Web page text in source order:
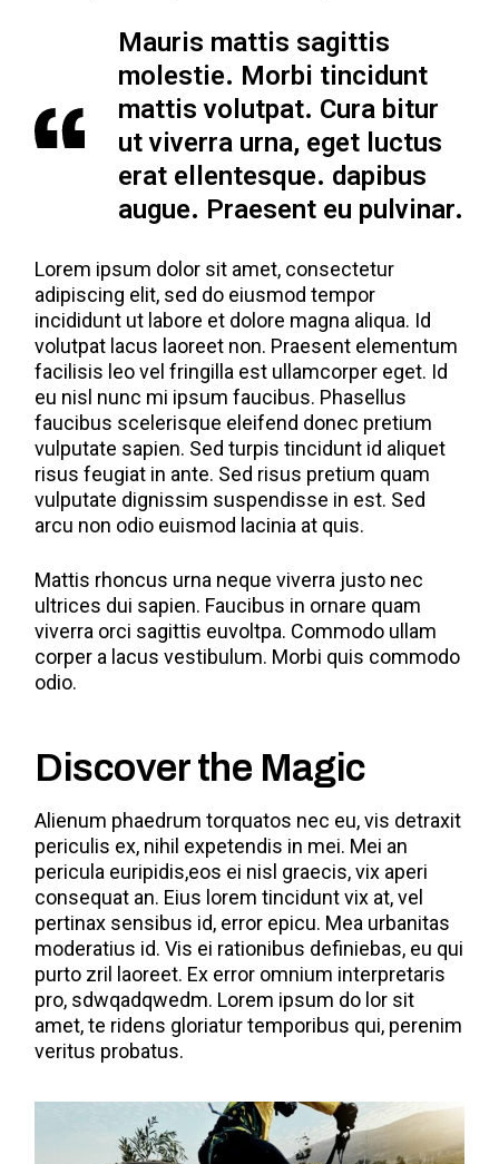
Mauris mattis sagittis
molestie. Morbi tincidunt
mattis volutpat. Cura bitur
ut viverra urna, eget luctus
erat ellentesque. dapibus
augue. Praesent eu pulvinar.
Lorem ipsum dolor sit amet, consectetur
adipiscing elit, sed do eiusmod tempor
incididunt ut labore et dolore magna aliqua. Id
volutpat lacus laoreet non. Praesent elementum
facilisis leo vel fringilla est ullamcorper eget. Id
eu nisl nunc mi ipsum faucibus. Phasellus
faucibus scelerisque eleifend donec pretium
vulputate sapien. Sed turpis tincidunt id aliquet
risus feugiat in ante. Sed risus pretium quam
vulputate dignissim suspendisse in est. Sed
arcu non odio euismod lacinia at quis.
Mattis rhoncus urna neque viverra justo nec
ultrices dui sapien. Faucibus in ornare quam
viverra orci sagittis euvoltpa. Commodo ullam
corper a lacus vestibulum. Morbi quis commodo
odio.
Discover the Magic
Alienum phaedrum torquatos nec eu, vis detraxit
periculis ex, nihil expetendis in mei. Mei an
pericula euripidis,eos ei nisl graecis, vix aperi
consequat an. Eius lorem tincidunt vix at, vel
pertinax sensibus id, error epicu. Mea urbanitas
moderatius id. Vis ei rationibus definiebas, eu qui
purto zril laoreet. Ex error omnium interpretaris
pro, sdwqadqwedm. Lorem ipsum do lor sit
amet, te ridens gloriatur temporibus qui, perenim
veritus probatus.